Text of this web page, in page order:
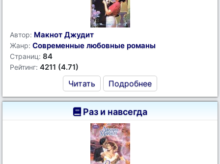
Автор: Макнот Джудит
Жанр: Современные любовные романы
Страниц: 84
Рейтинг: 4211 (4.71)
Читать Подробнее
Раз и навсегда